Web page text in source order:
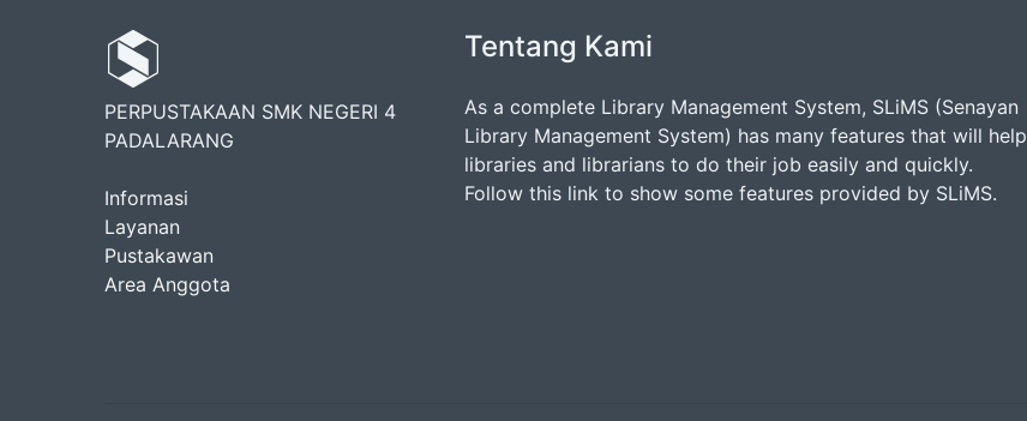
PERPUSTAKAAN SMK NEGERI 4
PADALARANG
Informasi
Layanan
Pustakawan
Area Anggota
Tentang Kami
As a complete Library Management System, SLiMS (Senayan
Library Management System) has many features that will help
libraries and librarians to do their job easily and quickly.
Follow this link to show some features provided by SLiMS.